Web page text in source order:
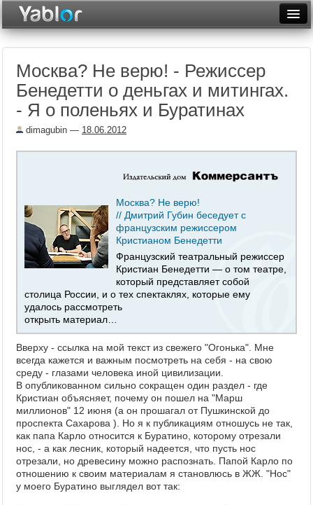
Неделя
Месяц
Архив
Фототоп
Видеотоп
Москва? Не верю! - Режиссер
Бенедетти о деньгах и митингах.
- Я о поленьях и Буратинах
dimagubin — 18.06.2012
Москва? Не верю!
// Дмитрий Губин беседует с
французским режиссером
Кристианом Бенедетти
Французский театральный режиссер
Кристиан Бенедетти — о том театре,
который представляет собой
столица России, и о тех спектаклях, которые ему
удалось рассмотреть
открыть материал…
Вверху - ссылка на мой текст из свежего "Огонька". Мне
всегда кажется и важным посмотреть на себя - на свою
среду - глазами человека иной цивилизации.
В опубликованном сильно сокращен один раздел - где
Кристиан объясняет, почему он пошел на "Марш
миллионов" 12 июня (а он прошагал от Пушкинской до
проспекта Сахарова ). Но я к публикациям отношусь не так,
как папа Карло относится к Буратино, которому отрезали
нос, - а как лесник, который надеется, что пусть нос
отрезали, но древесину можно распознать. Папой Карло по
отношению к своим материалам я становлюсь в ЖЖ. "Нос"
у моего Буратино выглядел вот так: